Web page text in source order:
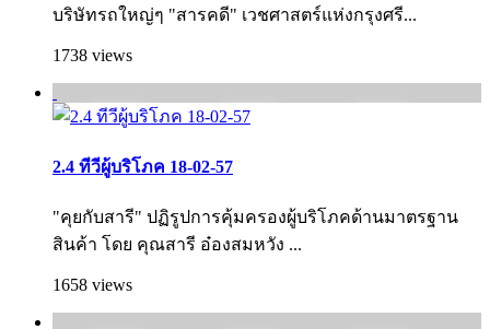
บริษัทรถใหญ่ๆ "สารคดี" เวชศาสตร์แห่งกรุงศรี...
1738 views
2.4 ทีวีผู้บริโภค 18-02-57
"คุยกับสารี" ปฏิรูปการคุ้มครองผู้บริโภคด้านมาตรฐาน
สินค้า โดย คุณสารี อ๋องสมหวัง ...
1658 views